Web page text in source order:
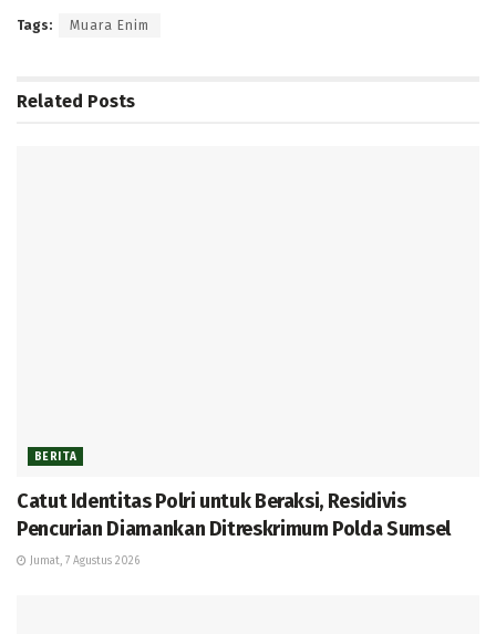
Tags: Muara Enim
Related Posts
BERITA
Catut Identitas Polri untuk Beraksi, Residivis
Pencurian Diamankan Ditreskrimum Polda Sumsel
Jumat, 7 Agustus 2026